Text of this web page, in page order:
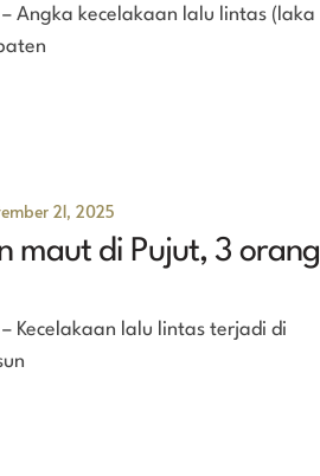
Angka kecelakaan lalu lintas (laka
21, 2025
maut di Pujut, 3 orang
Kecelakaan lalu lintas terjadi di